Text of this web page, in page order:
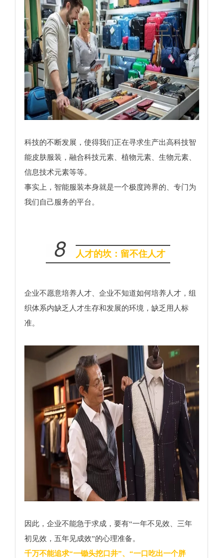
科技的不断发展，使得我们正在寻求生产出高科技智
能皮肤服装，融合科技元素、植物元素、生物元素、
信息技术元素等等。
事实上，智能服装本身就是一个极度跨界的、专门为
我们自己服务的平台。
8 人才的坎：留不住人才
企业不愿意培养人才、企业不知道如何培养人才，组
织体系内缺乏人才生存和发展的环境，缺乏用人标
准。
因此，企业不能急于求成，要有“一年不见效、三年
初见效，五年见成效”的心理准备。
千万不能追求“一锄头挖口井”、“一口吃出一个胖